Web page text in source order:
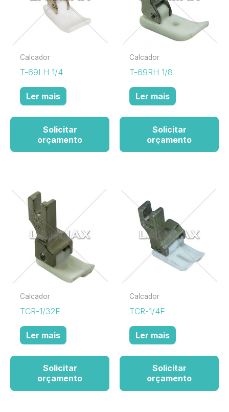
Calcador
T-69LH 1/4
Ler mais
Solicitar
orçamento
Calcador
T-69RH 1/8
Ler mais
Solicitar
orçamento
Calcador
TCR-1/32E
Ler mais
Solicitar
orçamento
Calcador
TCR-1/4E
Ler mais
Solicitar
orçamento